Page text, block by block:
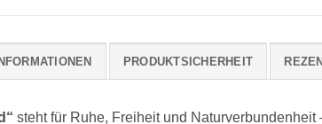
PRODUKTSICHERHEIT
steht für Ruhe, Freiheit und